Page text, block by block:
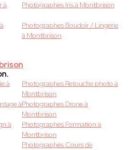
à
Photographes Iris à Montbrison
Photographes Boudoir / Lingerie
à Montbrison
à
Photographes Retouche photo à
Montbrison
àPhotographes Drone à
Montbrison
à
Photographes Formation à
Montbrison
Photographes Cours de